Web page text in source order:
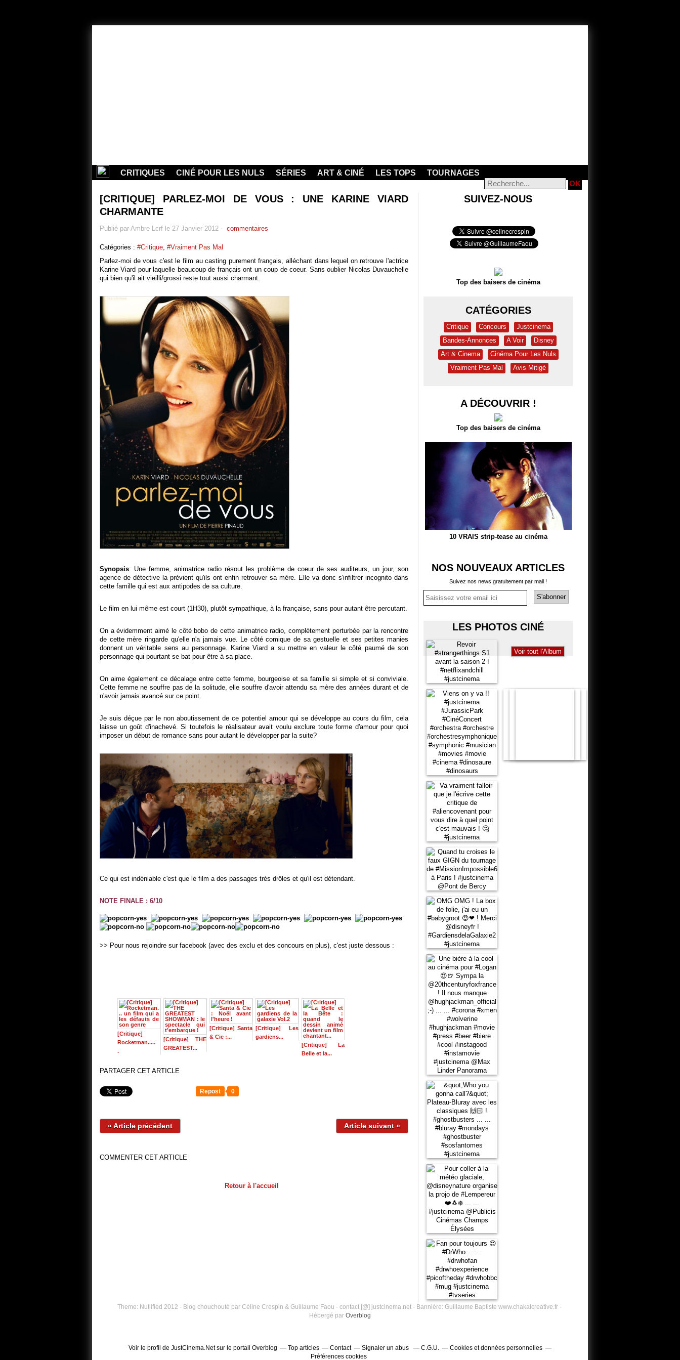
CRITIQUES CINÉ POUR LES NULS SÉRIES ART & CINÉ LES TOPS TOURNAGES
[CRITIQUE] PARLEZ-MOI DE VOUS : UNE KARINE VIARD
CHARMANTE
Publié par Ambre Lcrf le 27 Janvier 2012 - commentaires
Catégories : #Critique #vraiment Pas Mal
Parlez-moi de vous c'est le film au casting purement français, alléchant dans lequel on retrouve l'actrice
Karine Viard pour laquelle beaucoup de français ont un coup de coeur. Sans oublier Nicolas Duvauchelle
qui bien qu'il ait vieilli/grossi reste tout aussi charmant.
Synopsis: Une femme, animatrice radio résout les problème de coeur de ses auditeurs, un jour, son
agence de détective la prévient qu'ils ont enfin retrouver sa mère. Elle va donc s'infiltrer incognito dans
cette famille qui est aux antipodes de sa culture.
Le film en lui même est court (1H30), plutôt sympathique, à la française, sans pour autant être percutant.
On a évidemment aimé le côté bobo de cette animatrice radio, complètement perturbée par la rencontre
de cette mère ringarde qu'elle n'a jamais vue. Le côté comique de sa gestuelle et ses petites manies
donnent un véritable sens au personnage. Karine Viard a su mettre en valeur le côté paumé de son
personnage qui pourtant se bat pour être à sa place.
On aime également ce décalage entre cette femme, bourgeoise et sa famille si simple et si conviviale.
Cette femme ne souffre pas de la solitude, elle souffre d'avoir attendu sa mère des années durant et de
n'avoir jamais avancé sur ce point.
Je suis déçue par le non aboutissement de ce potentiel amour qui se développe au cours du film, cela
laisse un goût d'inachevé. Si toutefois le réalisateur avait voulu exclure toute forme d'amour pour quoi
imposer un début de romance sans pour autant le développer par la suite?
Ce qui est indéniable c'est que le film a des passages très drôles et qu'il est détendant.
NOTE FINALE : 6/10
>> Pour nous rejoindre sur facebook (avec des exclu et des concours en plus), c'est juste dessous :
[Critique]
Rocketman.....
.
[Critique] THE
GREATEST...
[Critique] Santa
& Cie :...
[Critique] Les
gardiens...
[Critique] La
Belle et la...
PARTAGER CET ARTICLE
Repost 0
« Article précédent Article suivant »
COMMENTER CET ARTICLE
Retour à l'accueil
SUIVEZ-NOUS
Top des baisers de cinéma
CATÉGORIES
Critique Concours
Justcinema
Bandes-Annonces
A Voir
Disney
Art & Cinema
Cinéma Pour Les Nuls
Vraiment Pas Mal
Avis Mitigé
A DÉCOUVRIR !
Top des baisers de cinéma
10 VRAIS strip-tease au cinéma
NOS NOUVEAUX ARTICLES
Suivez nos news gratuitement par mail !
LES PHOTOS CINÉ
Voir tout l'Album
Theme: Nullified 2012 - Blog chouchouté par Céline Crespin & Guillaume Faou - contact [@] justcinema.net - Bannière: Guillaume Baptiste www.chakalcreative.fr -
Hébergé par Overblog
Voir le profil de JustCinema.Netsur le portail Overblog Top articles Contact Signaler un abus C.G.U.
Cookies et données personnelles
Préférences cookies